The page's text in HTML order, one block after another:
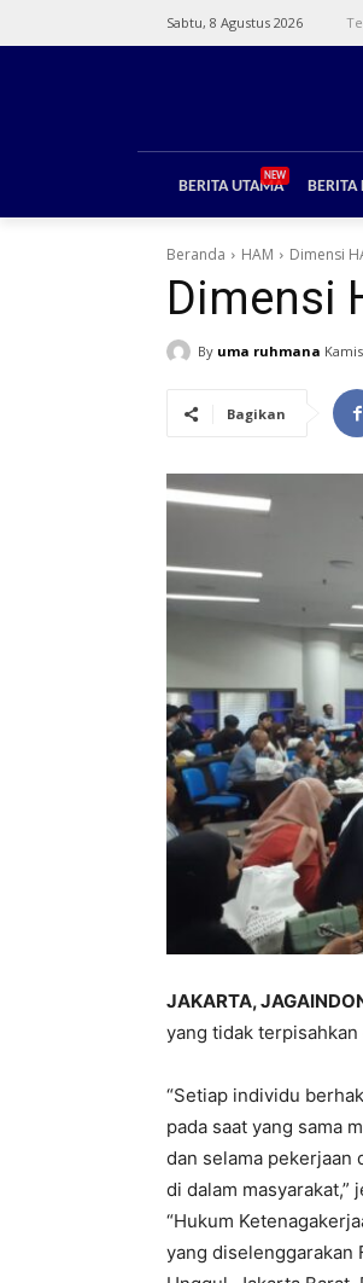
Sabtu, 8 Agustus 2026
BERITA UTAMA
NEW
BERITA
Beranda HAM Dimensi
Dimensi
By uma ruhmana
Bagikan
JAKARTA,
yang tidak
“Setiap individu
pada saat yang sama
dan selama pekerjaan
di dalam masyarakat,”
“Hukum
yang diselenggarakan